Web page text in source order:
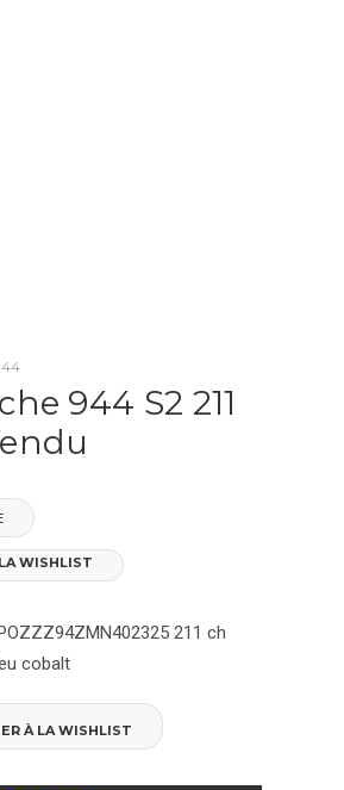
NOUS
944 S2 211
WISHLIST
211 ch
cobalt
À LA WISHLIST